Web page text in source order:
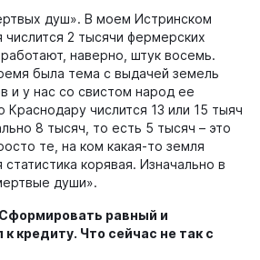
душ». В моем Истринском
2 тысячи фермерских
наверно, штук восемь.
была тема с выдачей земель
и у нас со свистом народ ее
Краснодару числится 13 или 15 тыяч
8 тысяч, то есть 5 тысяч – это
те, на ком какая-то земля
статистика корявая. Изначально в
души».
равный и
кредиту. Что сейчас не так с